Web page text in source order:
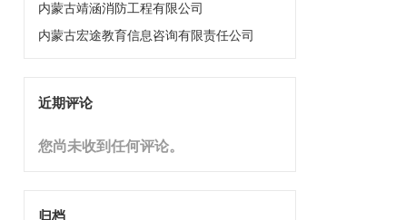
内蒙古靖涵消防工程有限公司
内蒙古宏途教育信息咨询有限责任公司
近期评论
您尚未收到任何评论。
归档